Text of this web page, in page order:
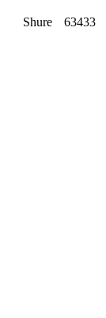
Shure 63433